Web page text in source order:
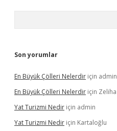
Son yorumlar
En Büyük Çölleri Nelerdir için admin
En Büyük Çölleri Nelerdir için Zeliha
Yat Turizmi Nedir için admin
Yat Turizmi Nedir için Kartaloğlu